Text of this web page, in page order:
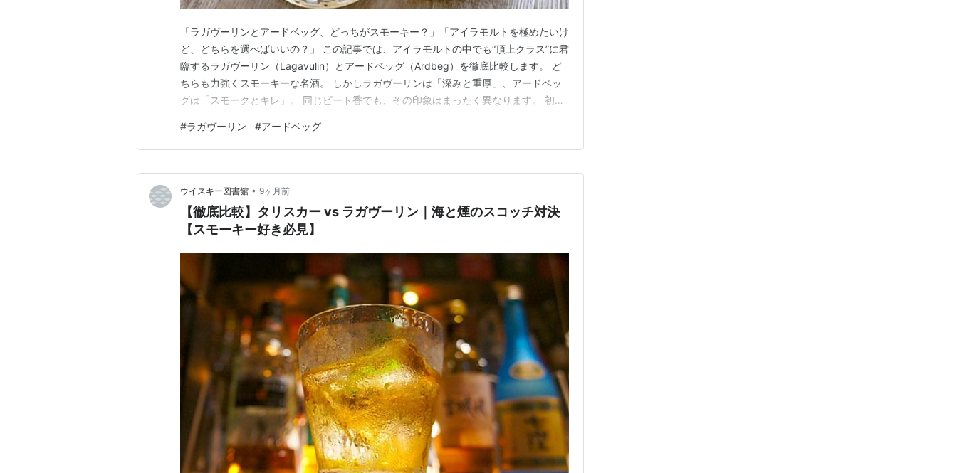
「ラガヴーリンとアードベッグ、どっちがスモーキー？」「アイラモルトを極めたいけ
ど、どちらを選べばいいの？」 この記事では、アイラモルトの中でも“頂上クラス”に君
臨するラガヴーリン（Lagavulin）とアードベッグ（Ardbeg）を徹底比較します。 ど
ちらも力強くスモーキーな名酒。 しかしラガヴーリンは「深みと重厚」、アードベッ
グは「スモークとキレ」。 同じピート香でも、その印象はまったく異なります。 初心
リンとアードベッグとは？ 項目 ラガヴーリン アードベッグ 地域 スコットランド・ア
イラ島 スコットランド・アイ…
#ラガヴーリン #アードベッグ
ウイスキー図書館 • 9ヶ月前
【徹底比較】タリスカー vs ラガヴーリン｜海と煙のスコッチ対決
【スモーキー好き必見】